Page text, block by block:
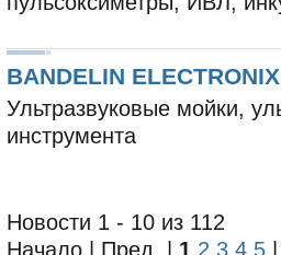
BANDELIN ELECTRONIX
Ультразвуковые мойки,
инструмента
Новости 1 - 10 из 112
Начало | Пред. | 1 2 3 4 5